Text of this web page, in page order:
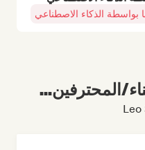
بواسطة الذكاء الاصطناعي
المحترفين...